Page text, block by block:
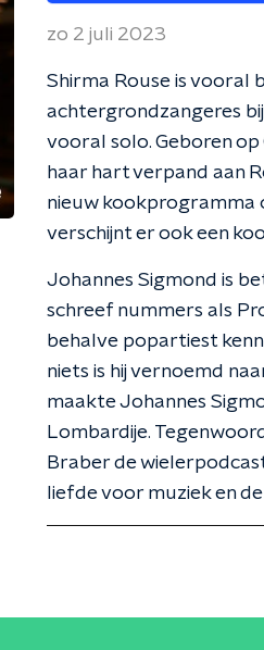
zo 2 juli 2023
Shirma Rouse is vooral
achtergrondzangeres
vooral solo. Geboren
haar hart verpand aan
nieuw kookprogramma
verschijnt er ook een
Johannes Sigmond is
schreef nummers als
behalve popartiest
niets is hij vernoemd
maakte Johannes
Lombardije.
Braber de
liefde voor muziek en